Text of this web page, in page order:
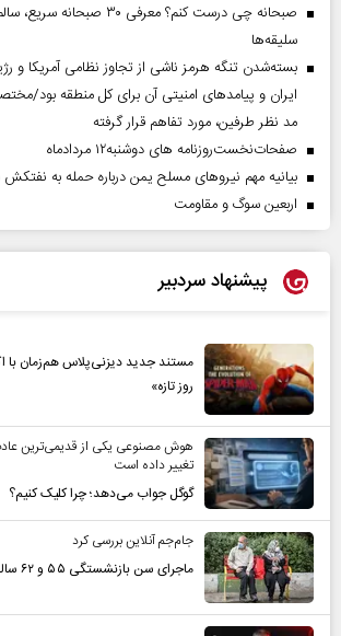
صبحانه چی درست کنم؟ معرفی ۳۰
سلیقه‌ها
بسته‌شدن تنگه هرمز ناشی از تجاوز نظامی آمریکا و
ایران و پیامد‌های امنیتی آن برای کل منطقه بود/
مد نظر طرفین، مورد تفاهم قرار گرفته
صفحات‌نخست‌روزنامه ها‌ی دوشنبه‌۱۲ مردادماه
بیانیه مهم نیروهای مسلح یمن درباره حمله به
اربعین سوگ و مقاومت
پیشنهاد سردبیر
مستند جدید دیزنی‌پلاس هم‌زمان با
روز تازه»
هوش مصنوعی یکی از قدیمی‌ترین
تغییر داده است
گوگل جواب می‌دهد؛ چرا کلیک کنیم؟
جام‌جم آنلاین بررسی کرد
ماجرای سن بازنشستگی ۵۵ و ۶۲ ساله چیست؟